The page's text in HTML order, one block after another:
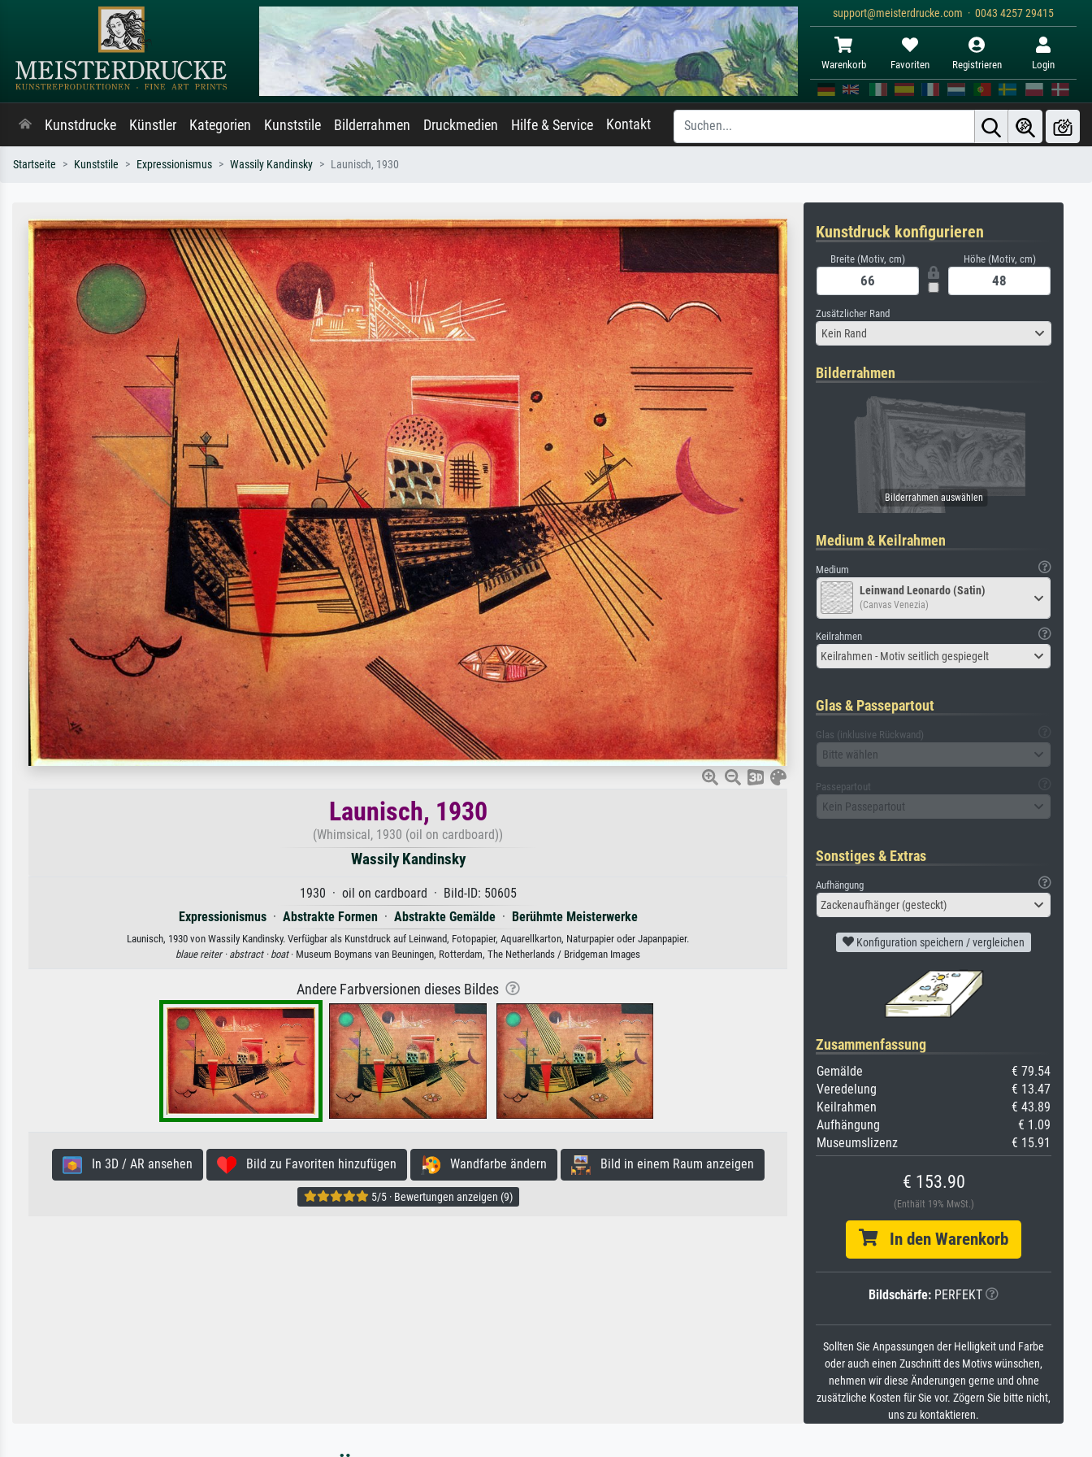
support@meisterdrucke.com · 0043 4257 29415
Warenkorb Favoriten Registrieren Login
Kunstdrucke Künstler Kategorien Kunststile Bilderrahmen Druckmedien Hilfe & Service Kontakt
Startseite Kunststile Expressionismus Wassily Kandinsky Launisch, 1930
Launisch, 1930
(Whimsical, 1930 (oil on cardboard))
Wassily Kandinsky
1930 · oil on cardboard · Bild-ID: 50605
Expressionismus· Abstrakte Formen · Abstrakte Gemälde· Berühmte Meisterwerke
Launisch, 1930 von Wassily Kandinsky. Verfügbar als Kunstdruck auf Leinwand, Fotopapier, Aquarellkarton, Naturpapier oder Japanpapier.
blaue reiter · abstract · boat· Museum Boymans van Beuningen, Rotterdam, The Netherlands / Bridgeman Images
Andere Farbversionen dieses Bildes
In 3D / AR ansehen Bild zu Favoriten hinzufügen Wandfarbe ändern Bild in einem Raum anzeigen
5/5 · Bewertungen anzeigen (9)
Kunstdruck konfigurieren
Breite (Motiv, cm) Höhe (Motiv, cm)
Zusätzlicher Rand
Kein Rand
Bilderrahmen
Medium & Keilrahmen
Medium
Leinwand Leonardo (Satin)
(Canvas Venezia)
Keilrahmen
Keilrahmen - Motiv seitlich gespiegelt
Glas & Passepartout
Glas (inklusive Rückwand)
Bitte wählen
Passepartout
Kein Passepartout
Sonstiges & Extras
Aufhängung
Zackenaufhänger (gesteckt)
Konfiguration speichern / vergleichen
Zusammenfassung
Gemälde
€ 79.54
Veredelung
€ 13.47
Keilrahmen
€ 43.89
Aufhängung
€ 1.09
Museumslizenz
€ 15.91
€ 153.90
(Enthält 19% MwSt.)
In den Warenkorb
Bildschärfe: PERFEKT
Sollten Sie Anpassungen der Helligkeit und Farbe
oder auch einen Zuschnitt des Motivs wünschen,
nehmen wir diese Änderungen gerne und ohne
zusätzliche Kosten für Sie vor. Zögern Sie bitte nicht,
uns zu kontaktieren.